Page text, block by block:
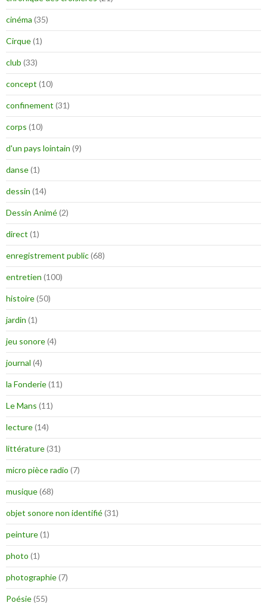
cinéma (35)
Cirque(1)
club (33)
concept (10)
confinement (31)
corps (10)
d'un pays lointain (9)
danse(1)
dessin (14)
Dessin Animé(2)
direct (1)
enregistrement public(68)
entretien (100)
histoire(50)
jardin (1)
jeu sonore(4)
journal (4)
la Fonderie(11)
Le Mans (11)
lecture(14)
littérature(31)
micro pièce radio (7)
musique(68)
objet sonore non identifié(31)
peinture(1)
photo (1)
photographie(7)
Poésie(55)